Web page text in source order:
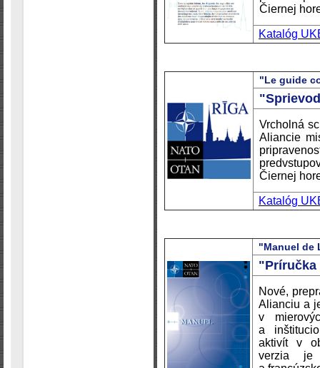
Čiernej
Katalóg
"Le guide
Vrcholná
Aliancie
Čiernej
Katalóg
"Manuel de
"Príručka
Nové,
Alianciu a
v
a
aktivít v
verzia je